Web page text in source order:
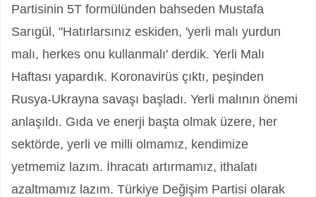
Partisinin 5T formülünden bahseden Mustafa
Sarıgül, "Hatırlarsınız eskiden, 'yerli malı yurdun
malı, herkes onu kullanmalı' derdik. Yerli Malı
Haftası yapardık. Koronavirüs çıktı, peşinden
Rusya-Ukrayna savaşı başladı. Yerli malının önemi
anlaşıldı. Gıda ve enerji başta olmak üzere, her
sektörde, yerli ve milli olmamız, kendimize
yetmemiz lazım. İhracatı artırmamız, ithalatı
azaltmamız lazım. Türkiye Değişim Partisi olarak